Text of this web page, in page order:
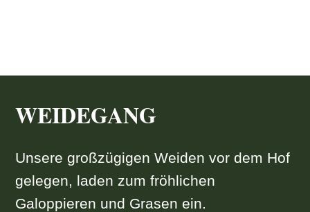
WEIDEGANG
Unsere großzügigen Weiden vor dem Hof
gelegen, laden zum fröhlichen
Galoppieren und Grasen ein.